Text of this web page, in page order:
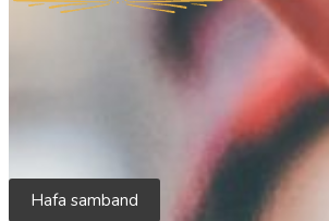
Hafa samband